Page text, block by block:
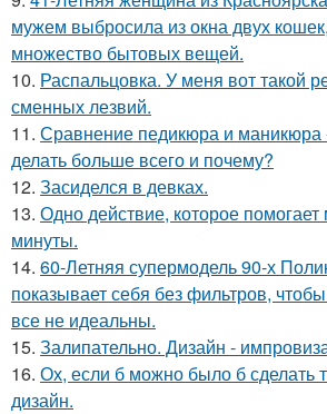
мужем выбросила из окна двух
множество бытовых вещей.
10. Распальцовка. У меня вот такой
сменных лезвий.
11. Сравнение педикюра и маникюра
делать больше всего и почему?
12. Засиделся в девках.
13. Одно действие, которое помогает
минуты.
14. 60-Летняя супермодель 90-х
показывает себя без фильтров,
все не идеальны.
15. Залипательно. Дизайн -
16. Ох, если б можно было б сделать
дизайн.